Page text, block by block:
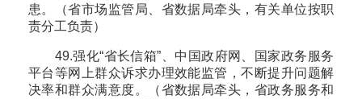
患。（省市场监管局、省数据局牵头，有关单位按职
责分工负责）
49.强化“省长信箱”、中国政府网、国家政务服务
平台等网上群众诉求办理效能监管，不断提升问题解
决率和群众满意度。（省数据局牵头，省政务服务和